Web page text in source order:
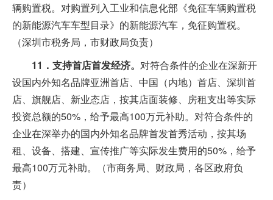
辆购置税。对购置列入工业和信息化部《免征车辆购置税
的新能源汽车车型目录》的新能源汽车，免征购置税。
（深圳市税务局，市财政局负责）
11．支持首店首发经济。 对符合条件的企业在深新开
设国内外知名品牌亚洲首店、中国（内地）首店、深圳首
店、旗舰店、新业态店，按其店面装修、房租支出等实际
投资总额的50%，给予最高100万元补助。对符合条件的
企业在深举办的国内外知名品牌首发首秀活动，按其场
租、设备、搭建、宣传推广等实际发生费用的50%，给予
最高100万元补助。（市商务局、财政局，各区政府负
责）